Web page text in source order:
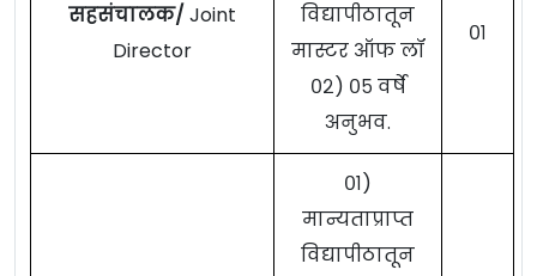
सहसंचालक/ Joint
Director
विद्यापीठातून
मास्टर ऑफ लॉ
०२) ०५ वर्षे
अनुभव.
०१
०१)
मान्यताप्राप्त
विद्यापीठातून